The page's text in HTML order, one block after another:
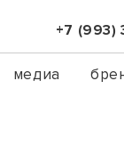
+7 (993)
медиа